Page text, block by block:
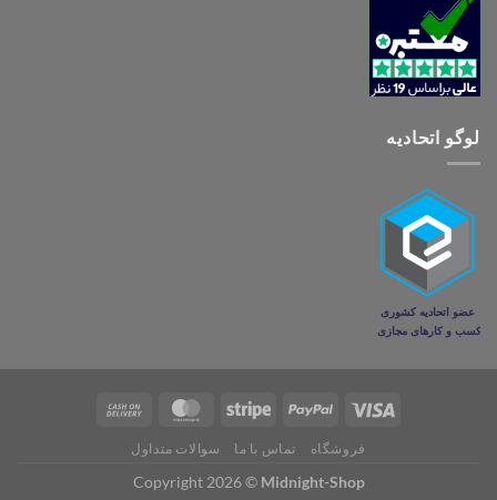
لوگو اتحادیه
فروشگاه تماس با ما سوالات متداول
Copyright 2026 © Midnight-Shop